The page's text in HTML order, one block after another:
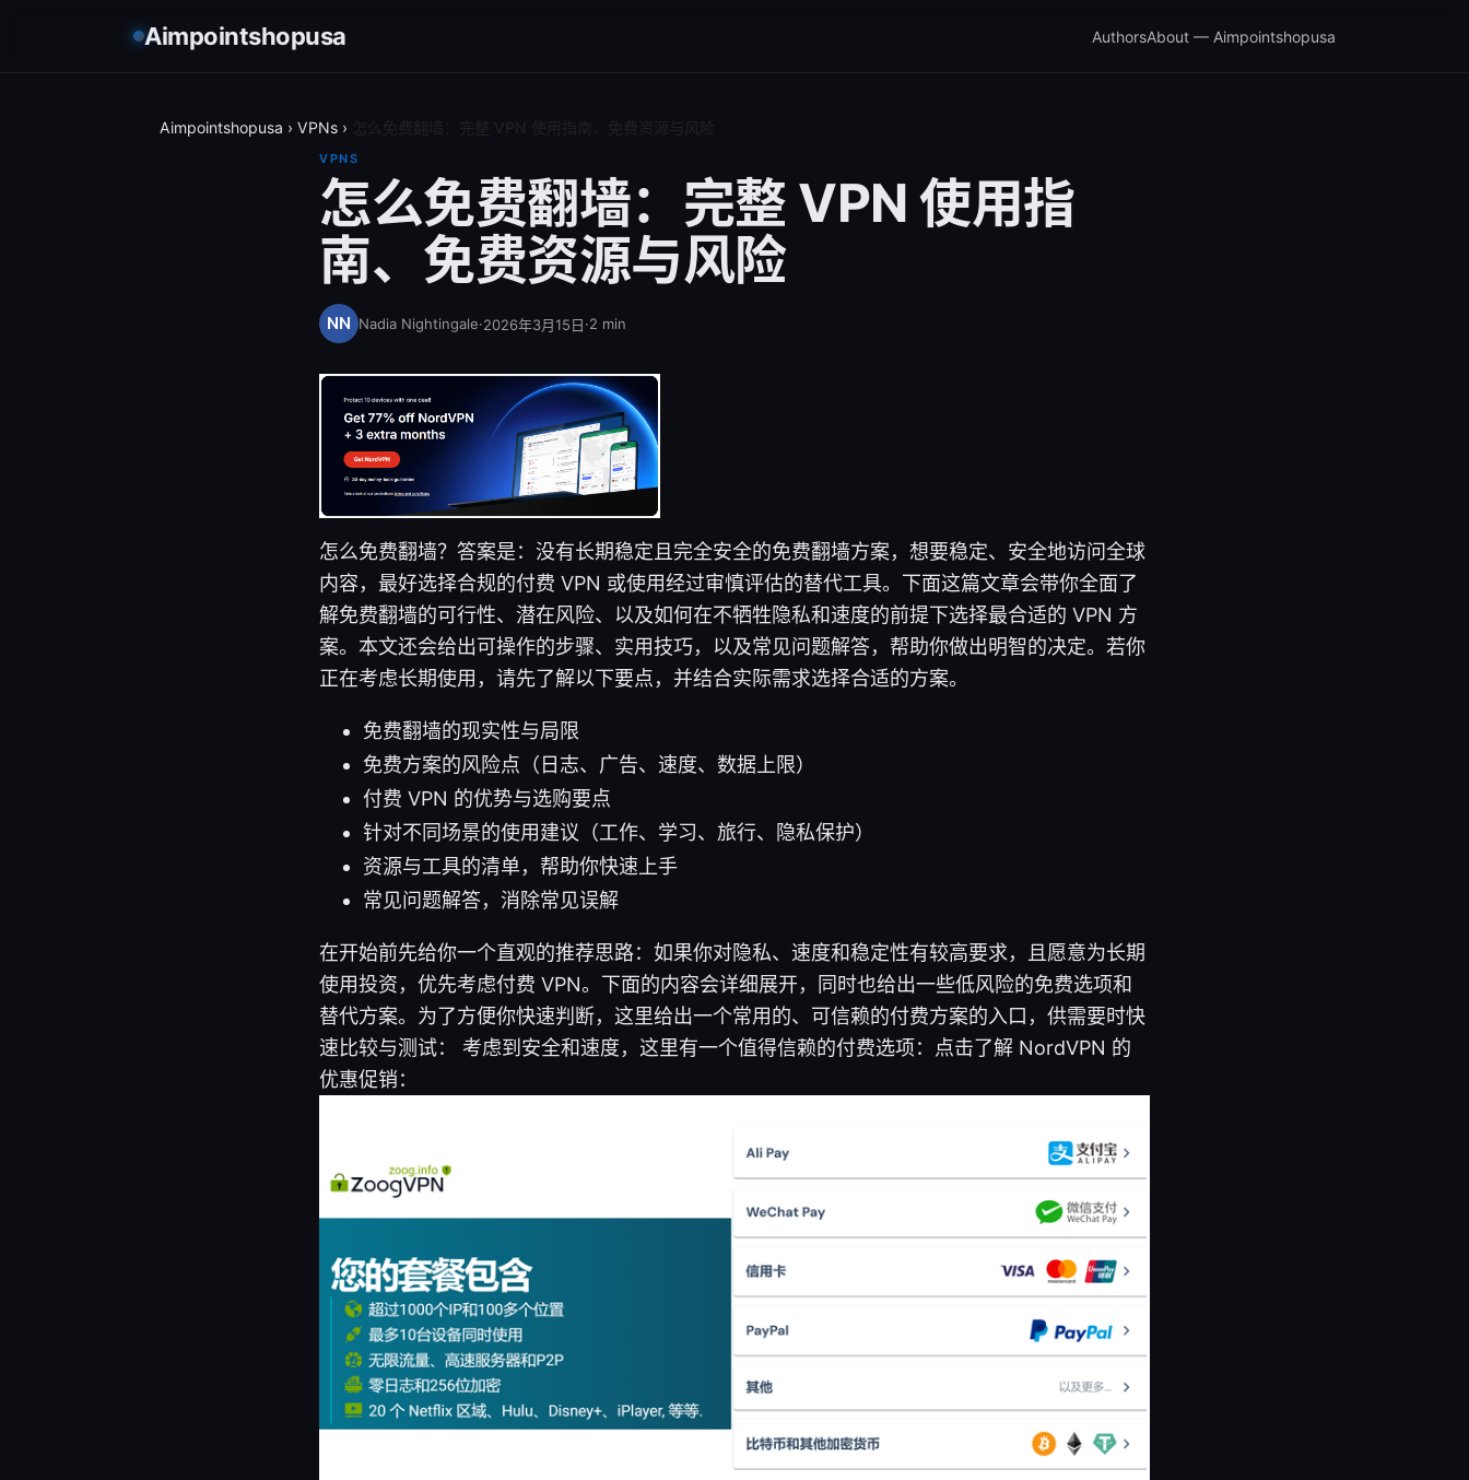
Aimpointshopusa AuthorsAbout — Aimpointshopusa
Aimpointshopusa › VPNs ›
VPNS
怎么免费翻墙：完整 VPN 使用指
南、免费资源与风险
Nadia Nightingale·2026年3月15日·2 min
怎么免费翻墙？答案是：没有长期稳定且完全安全的免费翻墙方案，想要稳定、安全地访问全球
内容，最好选择合规的付费 VPN 或使用经过审慎评估的替代工具。下面这篇文章会带你全面了
解免费翻墙的可行性、潜在风险、以及如何在不牺牲隐私和速度的前提下选择最合适的 VPN 方
案。本文还会给出可操作的步骤、实用技巧，以及常见问题解答，帮助你做出明智的决定。若你
正在考虑长期使用，请先了解以下要点，并结合实际需求选择合适的方案。
免费翻墙的现实性与局限
免费方案的风险点（日志、广告、速度、数据上限）
付费 VPN 的优势与选购要点
针对不同场景的使用建议（工作、学习、旅行、隐私保护）
资源与工具的清单，帮助你快速上手
常见问题解答，消除常见误解
在开始前先给你一个直观的推荐思路：如果你对隐私、速度和稳定性有较高要求，且愿意为长期
使用投资，优先考虑付费 VPN。下面的内容会详细展开，同时也给出一些低风险的免费选项和
替代方案。为了方便你快速判断，这里给出一个常用的、可信赖的付费方案的入口，供需要时快
速比较与测试： 考虑到安全和速度，这里有一个值得信赖的付费选项：点击了解 NordVPN 的
优惠促销：